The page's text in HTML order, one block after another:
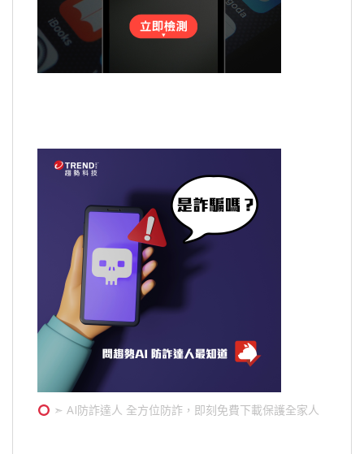
➣ AI防詐達人 全方位防詐，即刻免費下載保護全家人